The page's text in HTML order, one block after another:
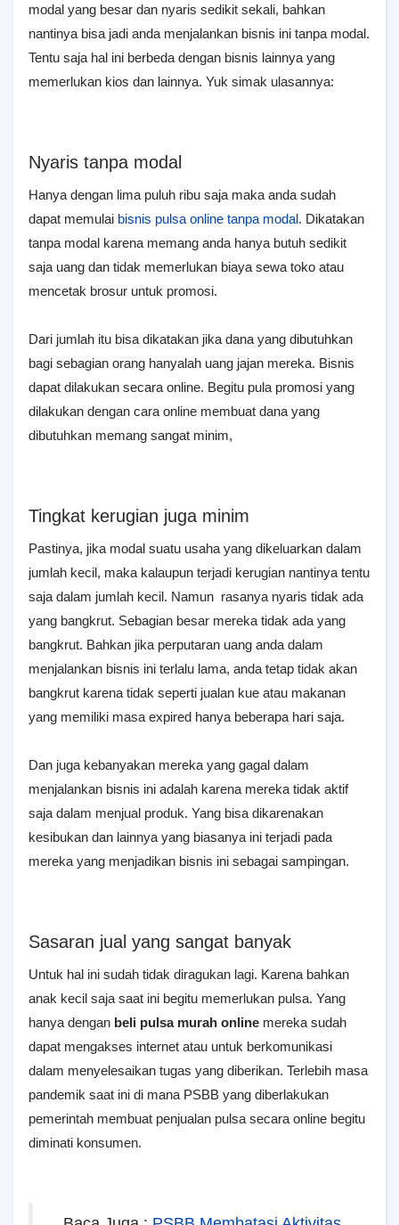
modal yang besar dan nyaris sedikit sekali, bahkan
nantinya bisa jadi anda menjalankan bisnis ini tanpa modal.
Tentu saja hal ini berbeda dengan bisnis lainnya yang
memerlukan kios dan lainnya. Yuk simak ulasannya:
Nyaris tanpa modal
Hanya dengan lima puluh ribu saja maka anda sudah
dapat memulai bisnis pulsa online tanpa modal. Dikatakan
tanpa modal karena memang anda hanya butuh sedikit
saja uang dan tidak memerlukan biaya sewa toko atau
mencetak brosur untuk promosi.
Dari jumlah itu bisa dikatakan jika dana yang dibutuhkan
bagi sebagian orang hanyalah uang jajan mereka. Bisnis
dapat dilakukan secara online. Begitu pula promosi yang
dilakukan dengan cara online membuat dana yang
dibutuhkan memang sangat minim,
Tingkat kerugian juga minim
Pastinya, jika modal suatu usaha yang dikeluarkan dalam
jumlah kecil, maka kalaupun terjadi kerugian nantinya tentu
saja dalam jumlah kecil. Namun rasanya nyaris tidak ada
yang bangkrut. Sebagian besar mereka tidak ada yang
bangkrut. Bahkan jika perputaran uang anda dalam
menjalankan bisnis ini terlalu lama, anda tetap tidak akan
bangkrut karena tidak seperti jualan kue atau makanan
yang memiliki masa expired hanya beberapa hari saja.
Dan juga kebanyakan mereka yang gagal dalam
menjalankan bisnis ini adalah karena mereka tidak aktif
saja dalam menjual produk. Yang bisa dikarenakan
kesibukan dan lainnya yang biasanya ini terjadi pada
mereka yang menjadikan bisnis ini sebagai sampingan.
Sasaran jual yang sangat banyak
Untuk hal ini sudah tidak diragukan lagi. Karena bahkan
anak kecil saja saat ini begitu memerlukan pulsa. Yang
hanya dengan beli pulsa murah online mereka sudah
dapat mengakses internet atau untuk berkomunikasi
dalam menyelesaikan tugas yang diberikan. Terlebih masa
pandemik saat ini di mana PSBB yang diberlakukan
pemerintah membuat penjualan pulsa secara online begitu
diminati konsumen.